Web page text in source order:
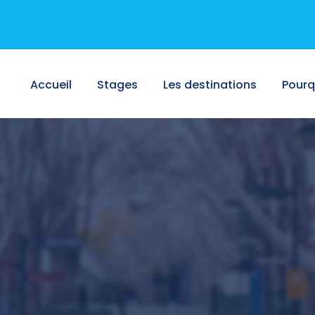
Accueil Stages Les destinations